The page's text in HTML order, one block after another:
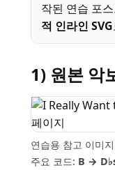
작된 연습 포
적 인라인 SVG
1) 원본 악
연습용 참고 이미
주요 코드: B →